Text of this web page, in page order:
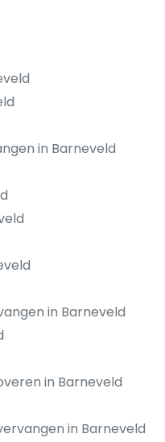
in Barneveld
in Barneveld
in Barneveld
in Barneveld